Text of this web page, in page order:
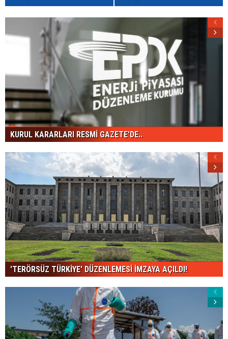
KURUL KARARLARI RESMİ GAZETE'DE..
'TERÖRSÜZ TÜRKİYE' DÜZENLEMESİ İMZAYA AÇILDI!